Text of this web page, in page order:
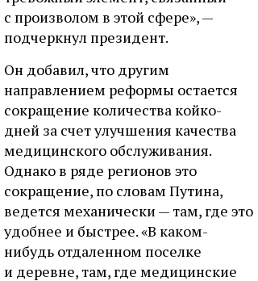
с произволом в этой сфере», —
подчеркнул президент.
Он добавил, что другим
направлением реформы остается
сокращение количества койко-
дней за счет улучшения качества
медицинского обслуживания.
Однако в ряде регионов это
сокращение, по словам Путина,
ведется механически — там, где это
удобнее и быстрее. «В каком-
нибудь отдаленном поселке
и деревне, там, где медицинские